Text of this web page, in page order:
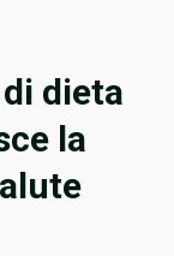
dieta
la